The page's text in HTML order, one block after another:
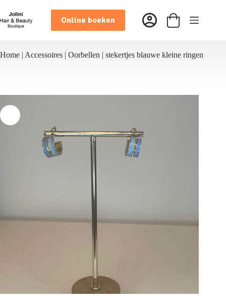
naar
de
inhoud
Online boeken Winkelwagen
Home | Accessoires | Oorbellen | stekertjes blauwe kleine ringen